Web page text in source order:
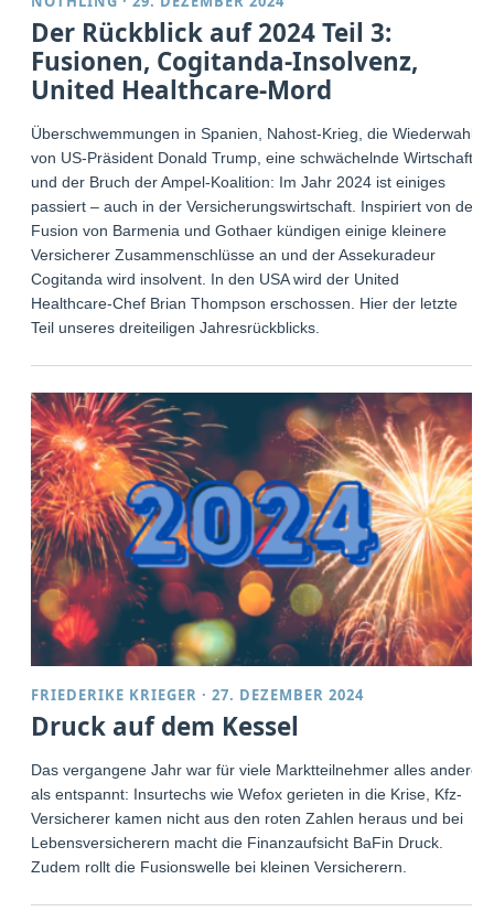
Der Rückblick auf 2024 Teil 3:
Fusionen, Cogitanda-Insolvenz,
United Healthcare-Mord
Überschwemmungen in Spanien, Nahost-Krieg, die Wiederwahl
von US-Präsident Donald Trump, eine schwächelnde Wirtschaft
und der Bruch der Ampel-Koalition: Im Jahr 2024 ist einiges
passiert – auch in der Versicherungswirtschaft. Inspiriert von der
Fusion von Barmenia und Gothaer kündigen einige kleinere
Versicherer Zusammenschlüsse an und der Assekuradeur
Cogitanda wird insolvent. In den USA wird der United
Healthcare-Chef Brian Thompson erschossen. Hier der letzte
Teil unseres dreiteiligen Jahresrückblicks.
FRIEDERIKE KRIEGER ·27. DEZEMBER 2024
Druck auf dem Kessel
Das vergangene Jahr war für viele Marktteilnehmer alles andere
als entspannt: Insurtechs wie Wefox gerieten in die Krise, Kfz-
Versicherer kamen nicht aus den roten Zahlen heraus und bei
Lebensversicherern macht die Finanzaufsicht BaFin Druck.
Zudem rollt die Fusionswelle bei kleinen Versicherern.